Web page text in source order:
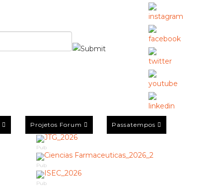
Projetos Forum Passatempos
Pub
Pub
Pub